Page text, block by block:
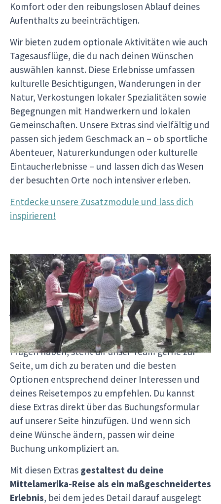
Komfort oder den reibungslosen Ablauf deines
Aufenthalts zu beeinträchtigen.
Wir bieten zudem optionale Aktivitäten wie auch
Tagesausflüge, die du nach deinen Wünschen
auswählen kannst. Diese Erlebnisse umfassen
kulturelle Besichtigungen, Wanderungen in der
Natur, Verkostungen lokaler Spezialitäten sowie
Begegnungen mit Handwerkern und lokalen
Gemeinschaften. Unsere Extras sind vielfältig und
passen sich jedem Geschmack an – ob sportliche
Abenteuer, Naturerkundungen oder kulturelle
Eintaucherlebnisse – und lassen dich das Wesen
der besuchten Orte noch intensiver erleben.
Entdecke unsere Zusatzmodule und lass dich
inspirieren!
Um die passenden Optionen für dich zu wählen,
kannst du die fakultativen Aktivitäten ganz
einfach auf der Seite deines Reiseverlaufs bei
jedem Tag im Reiter **„Extras“ **bei der Buchung
einsehen.Wir bieten sie vor, während oder nach
der Reise an. Solltest du unsicher sein oder
Fragen haben, steht dir unser Team gerne zur
Seite, um dich zu beraten und die besten
Optionen entsprechend deiner Interessen und
deines Reisetempos zu empfehlen. Du kannst
diese Extras direkt über das Buchungsformular
auf unserer Seite hinzufügen. Und wenn sich
deine Wünsche ändern, passen wir deine
Buchung unkompliziert an.
Mit diesen Extras gestaltest du deine
Mittelamerika-Reise als ein maßgeschneidertes
Erlebnis, bei dem jedes Detail darauf ausgelegt